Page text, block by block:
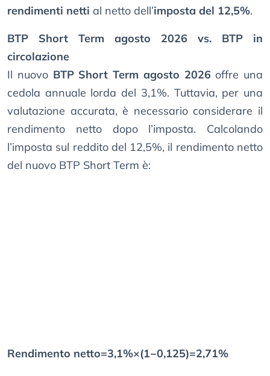
rendimenti netti al netto dell’imposta del 12,5%.
BTP Short Term agosto 2026 vs. BTP in
circolazione
Il nuovo BTP Short Term agosto 2026 offre una
cedola annuale lorda del 3,1%. Tuttavia, per una
valutazione accurata, è necessario considerare il
rendimento netto dopo l’imposta. Calcolando
l’imposta sul reddito del 12,5%, il rendimento netto
del nuovo BTP Short Term è:
Rendimento netto=3,1%×(1−0,125)=2,71%